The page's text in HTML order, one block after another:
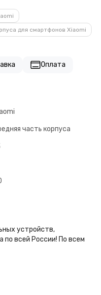
для смартфонов Xiaomi
Оплата
часть корпуса
устройств,
всей России! По всем